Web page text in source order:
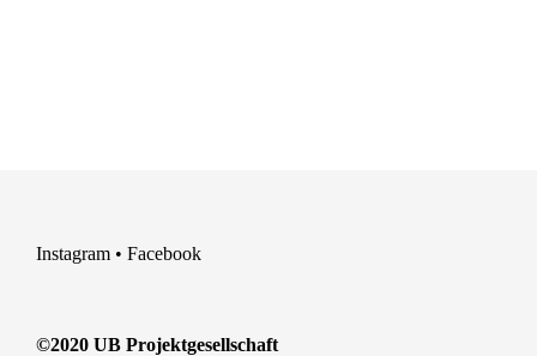
Instagram • Facebook
©2020 UB Projektgesellschaft